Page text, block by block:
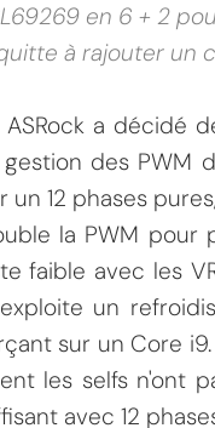
en 6 + 2
à rajouter un
a décidé
des PWM
12 phases
la PWM pour
faible avec les
un
sur un Core
les selfs n'ont
avec 12